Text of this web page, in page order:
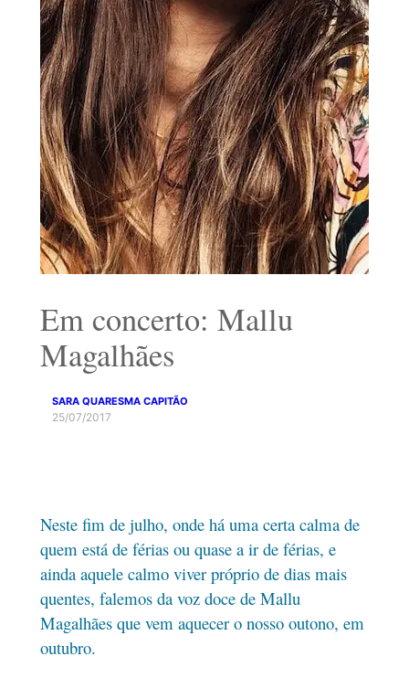
Em concerto: Mallu
Magalhães
SARA QUARESMA CAPITÃO
25/07/2017
Neste fim de julho, onde há uma certa calma de
quem está de férias ou quase a ir de férias, e
ainda aquele calmo viver próprio de dias mais
quentes, falemos da voz doce de Mallu
Magalhães que vem aquecer o nosso outono, em
outubro.